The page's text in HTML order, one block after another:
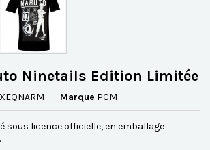
Ninetails Edition Limitée
Marque PCM
sous licence officielle, en emballage